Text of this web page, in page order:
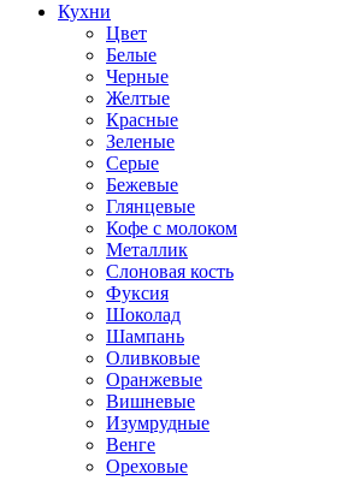
Кухни
Цвет
Белые
Черные
Желтые
Красные
Зеленые
Серые
Бежевые
Глянцевые
Кофе с молоком
Металлик
Слоновая кость
Фуксия
Шоколад
Шампань
Оливковые
Оранжевые
Вишневые
Изумрудные
Венге
Ореховые